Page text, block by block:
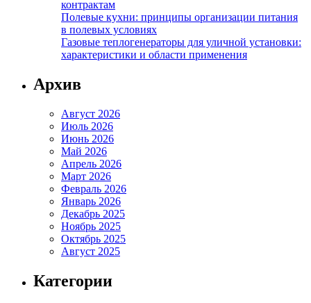
контрактам
Полевые кухни: принципы организации питания
в полевых условиях
Газовые теплогенераторы для уличной установки:
характеристики и области применения
Архив
Август 2026
Июль 2026
Июнь 2026
Май 2026
Апрель 2026
Март 2026
Февраль 2026
Январь 2026
Декабрь 2025
Ноябрь 2025
Октябрь 2025
Август 2025
Категории